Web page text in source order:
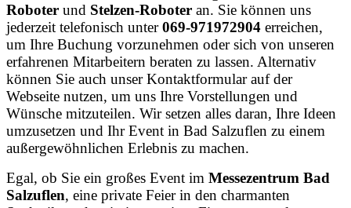
Roboter und Stelzen-Roboter an. Sie können uns
jederzeit telefonisch unter069-971972904 erreichen,
um Ihre Buchung vorzunehmen oder sich von unseren
erfahrenen Mitarbeitern beraten zu lassen. Alternativ
können Sie auch unser Kontaktformular auf der
Webseite nutzen, um uns Ihre Vorstellungen und
Wünsche mitzuteilen. Wir setzen alles daran, Ihre Ideen
umzusetzen und Ihr Event in Bad Salzuflen zu einem
außergewöhnlichen Erlebnis zu machen.
Egal, ob Sie ein großes Event im Messezentrum Bad
Salzuflen, eine private Feier in den charmanten